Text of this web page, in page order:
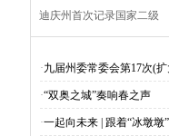
学习杨善洲 报社“走
贯彻落实习近平考察云南讲
好网民看两会 网络中
迪庆州首次记录国家二级
·九届州委常委会第17次(
·“双奥之城”奏响春之声
·一起向未来 | 跟着“冰墩